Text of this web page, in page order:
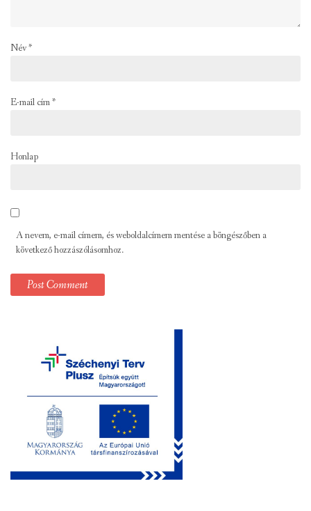
Név*
E-mail cím*
Honlap
A nevem, e-mail címem, és weboldalcímem mentése a böngészőben a
következő hozzászólásomhoz.